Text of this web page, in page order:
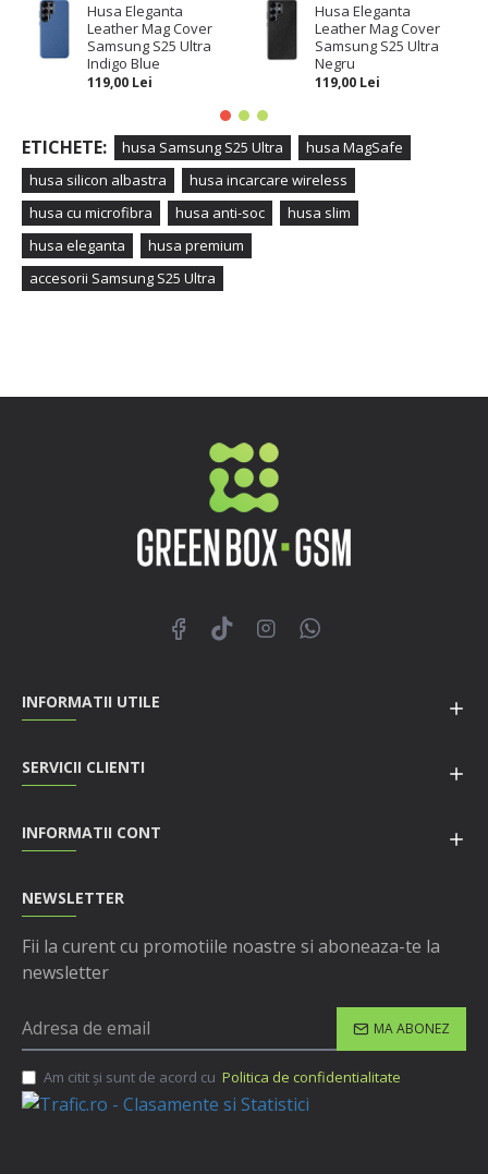
Husa Eleganta
Leather Mag Cover
Samsung S25 Ultra
Indigo Blue
119,00 Lei
Husa Eleganta
Leather Mag Cover
Samsung S25 Ultra
Negru
119,00 Lei
ETICHETE: husa Samsung S25 Ultra
husa MagSafe
husa silicon albastra
husa incarcare wireless
husa cu microfibra
husa anti-soc
husa slim
husa eleganta
husa premium
accesorii Samsung S25 Ultra
INFORMATII UTILE
SERVICII CLIENTI
INFORMATII CONT
NEWSLETTER
Fii la curent cu promotiile noastre si aboneaza-te la
newsletter
MA ABONEZ
Am citit şi sunt de acord cu Politica de confidentialitate